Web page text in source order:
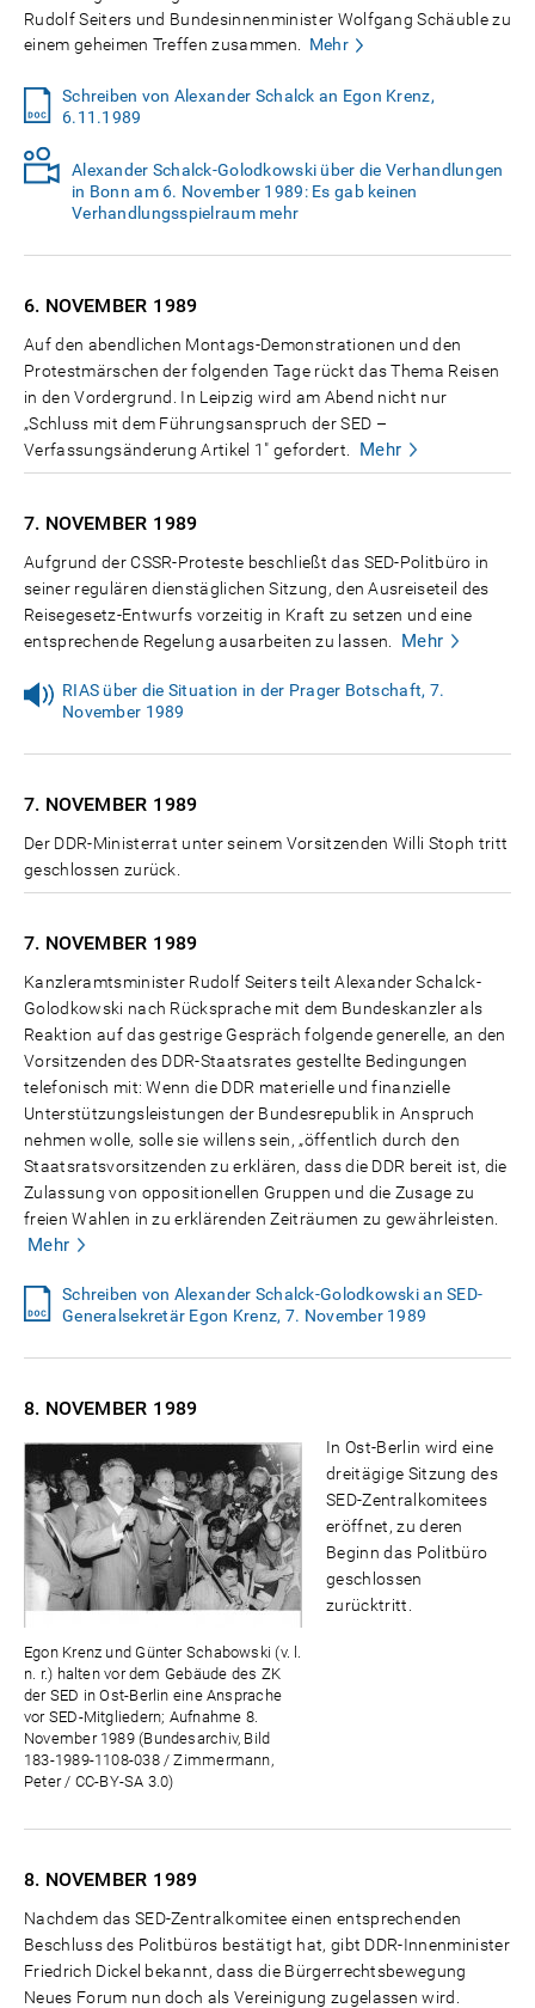
Rudolf Seiters und Bundesinnenminister Wolfgang Schäuble zu
einem geheimen Treffen zusammen.
Mehr
Schreiben von Alexander Schalck an Egon Krenz,
6.11.1989
Alexander Schalck-Golodkowski über die Verhandlungen
in Bonn am 6. November 1989: Es gab keinen
Verhandlungsspielraum mehr
6. NOVEMBER 1989
Auf den abendlichen Montags-Demonstrationen und den
Protestmärschen der folgenden Tage rückt das Thema Reisen
in den Vordergrund. In Leipzig wird am Abend nicht nur
„Schluss mit dem Führungsanspruch der SED –
Verfassungsänderung Artikel 1" gefordert.
Mehr
7. NOVEMBER 1989
Aufgrund der CSSR-Proteste beschließt das SED-Politbüro in
seiner regulären dienstäglichen Sitzung, den Ausreiseteil des
Reisegesetz-Entwurfs vorzeitig in Kraft zu setzen und eine
entsprechende Regelung ausarbeiten zu lassen.
Mehr
RIAS über die Situation in der Prager Botschaft, 7.
November 1989
7. NOVEMBER 1989
Der DDR-Ministerrat unter seinem Vorsitzenden Willi Stoph tritt
geschlossen zurück.
7. NOVEMBER 1989
Kanzleramtsminister Rudolf Seiters teilt Alexander Schalck-
Golodkowski nach Rücksprache mit dem Bundeskanzler als
Reaktion auf das gestrige Gespräch folgende generelle, an den
Vorsitzenden des DDR-Staatsrates gestellte Bedingungen
telefonisch mit: Wenn die DDR materielle und finanzielle
Unterstützungsleistungen der Bundesrepublik in Anspruch
nehmen wolle, solle sie willens sein, „öffentlich durch den
Staatsratsvorsitzenden zu erklären, dass die DDR bereit ist, die
Zulassung von oppositionellen Gruppen und die Zusage zu
freien Wahlen in zu erklärenden Zeiträumen zu gewährleisten.
Mehr
Schreiben von Alexander Schalck-Golodkowski an SED-
Generalsekretär Egon Krenz, 7. November 1989
8. NOVEMBER 1989
Egon Krenz und Günter Schabowski (v. l.
n. r.) halten vor dem Gebäude des ZK
der SED in Ost-Berlin eine Ansprache
vor SED-Mitgliedern; Aufnahme 8.
November 1989 (Bundesarchiv, Bild
183-1989-1108-038 / Zimmermann,
Peter / CC-BY-SA 3.0)
In Ost-Berlin wird eine
dreitägige Sitzung des
SED-Zentralkomitees
eröffnet, zu deren
Beginn das Politbüro
geschlossen
zurücktritt.
8. NOVEMBER 1989
Nachdem das SED-Zentralkomitee einen entsprechenden
Beschluss des Politbüros bestätigt hat, gibt DDR-Innenminister
Friedrich Dickel bekannt, dass die Bürgerrechtsbewegung
Neues Forum nun doch als Vereinigung zugelassen wird.